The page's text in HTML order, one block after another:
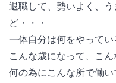
退職して、勢いよく、
ど・・・
一体自分は何をやってい
こんな歳になって、こ
何の為にこんな所で働い